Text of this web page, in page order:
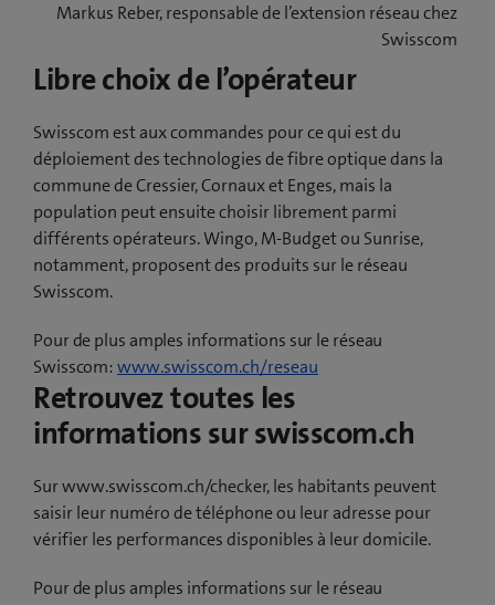
Markus Reber, responsable de l’extension réseau chez
Swisscom
Libre choix de l’opérateur
Swisscom est aux commandes pour ce qui est du
déploiement des technologies de fibre optique dans la
commune de Cressier, Cornaux et Enges, mais la
population peut ensuite choisir librement parmi
différents opérateurs. Wingo, M-Budget ou Sunrise,
notamment, proposent des produits sur le réseau
Swisscom.
Pour de plus amples informations sur le réseau
Swisscom:www.swisscom.ch/reseau
Retrouvez toutes les
informations sur swisscom.ch
Sur www.swisscom.ch/checker, les habitants peuvent
saisir leur numéro de téléphone ou leur adresse pour
vérifier les performances disponibles à leur domicile.
Pour de plus amples informations sur le réseau